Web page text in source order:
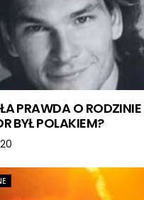
PRAWDA O
BYŁ POLAKIEM?